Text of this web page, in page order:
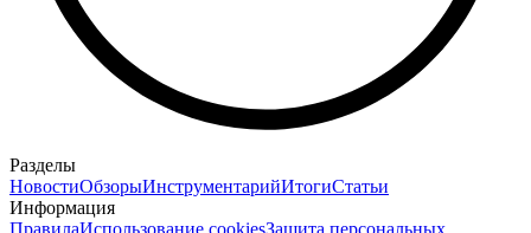
Разделы
НовостиОбзорыИнструментарийИтогиСтатьи
Информация